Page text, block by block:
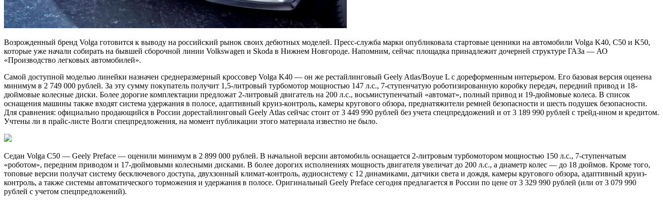
Возрожденный бренд Volga готовится к выводу на российский рынок своих дебютных моделей. Пресс-служба марки опубликовала стартовые ценники на автомобили Volga K40, C50 и K50,
которые уже начали собирать на бывшей сборочной линии Volkswagen и Skoda в Нижнем Новгороде. Напомним, сейчас площадка принадлежит дочерней структуре ГАЗа — АО
«Производство легковых автомобилей».
Самой доступной моделью линейки назначен среднеразмерный кроссовер Volga K40 — он же рестайлинговый Geely Atlas/Boyue L с дореформенным интерьером. Его базовая версия оценена
минимум в 2 749 000 рублей. За эту сумму покупатель получит 1,5-литровый турбомотор мощностью 147 л.с., 7-ступенчатую роботизированную коробку передач, передний привод и 18-
дюймовые колесные диски. Более дорогие комплектации предложат 2-литровый двигатель на 200 л.с., восьмиступенчатый «автомат», полный привод и 19-дюймовые колеса. В список
оснащения машины также входят система удержания в полосе, адаптивный круиз-контроль, камеры кругового обзора, преднатяжители ремней безопасности и шесть подушек безопасности.
Для сравнения: официально продающийся в России дорестайлинговый Geely Atlas сейчас стоит от 3 449 990 рублей без учета спецпреддожений и от 3 189 990 рублей с трейд-ином и кредитом.
Учтены ли в прайс-листе Волги спецпредложения, на момент публикации этого материала известно не было.
Седан Volga C50 — Geely Preface — оценили минимум в 2 899 000 рублей. В начальной версии автомобиль оснащается 2-литровым турбомотором мощностью 150 л.с., 7-ступенчатым
«роботом», передним приводом и 17-дюймовыми колесными дисками. В более дорогих исполнениях мощность двигателя увеличат до 200 л.с., а диаметр колес — до 18 дюймов. Кроме того,
топовые версии получат систему бесключевого доступа, двухзонный климат-контроль, аудиосистему с 12 динамиками, датчики света и дождя, камеры кругового обзора, адаптивный круиз-
контроль, а также системы автоматического торможения и удержания в полосе. Оригинальный Geely Preface сегодня предлагается в России по цене от 3 329 990 рублей (или от 3 079 990
рублей с учетом спецпредложений).